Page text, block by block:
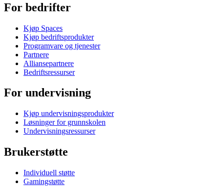
For bedrifter
Kjøp Spaces
Kjøp bedriftsprodukter
Programvare og tjenester
Partnere
Alliansepartnere
Bedriftsressurser
For undervisning
Kjøp undervisningsprodukter
Løsninger for grunnskolen
Undervisningsressurser
Brukerstøtte
Individuell støtte
Gamingstøtte